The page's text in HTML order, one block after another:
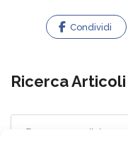
Condividi
Ricerca Articoli